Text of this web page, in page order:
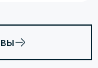
три
и оплаты).